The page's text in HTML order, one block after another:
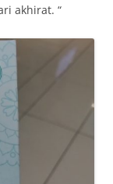
akhirat. “